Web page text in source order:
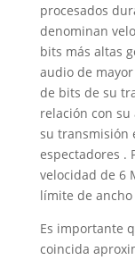
procesados
denominan
bits más altas
audio de
de bits de su
relación con su
su transmisión
espectadores .
velocidad de 6
límite de
Es importante
coincida